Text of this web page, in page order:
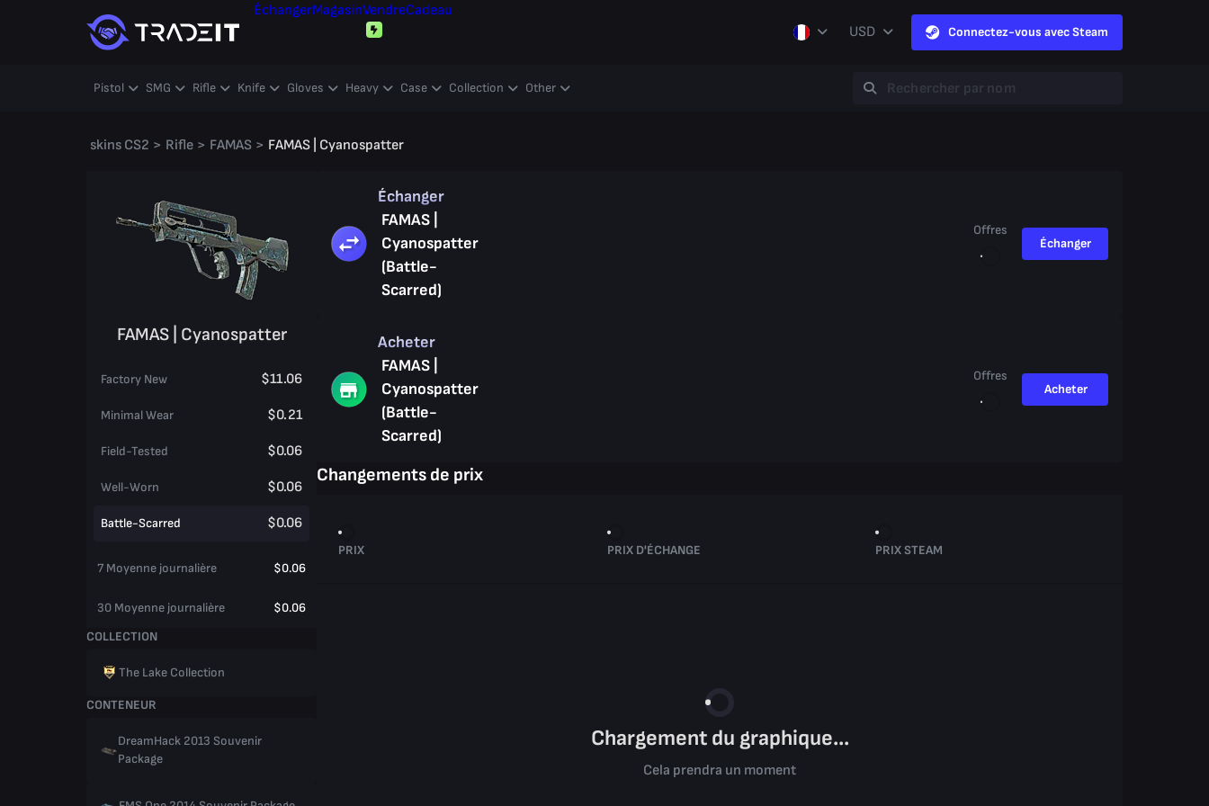
ÉchangerMagasinVendreCadeau
USD
Connectez-vous avec Steam
Pistol SMG Rifle Knife Gloves Heavy Case Collection Other
skins CS2 > Rifle > FAMAS > FAMAS | Cyanospatter
FAMAS | Cyanospatter
Factory New $11.06
Minimal Wear $0.21
Field-Tested $0.06
Well-Worn $0.06
Battle-Scarred $0.06
7 Moyenne journalière $0.06
30 Moyenne journalière
$0.06
COLLECTION
The Lake Collection
CONTENEUR
DreamHack 2013 Souvenir
Package
Échanger
FAMAS |
Cyanospatter
(Battle-
Scarred)
Offres
Échanger
Acheter
FAMAS |
Cyanospatter
(Battle-
Scarred)
Offres
Acheter
Changements de prix
PRIX PRIX D'ÉCHANGE PRIX STEAM
Chargement du graphique...
Cela prendra un moment